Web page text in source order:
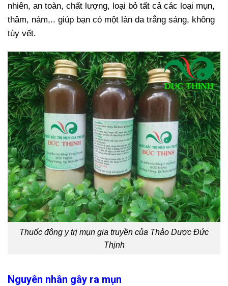
nhiên, an toàn, chất lượng, loại bỏ tất cả các loại mụn,
thâm, nám,.. giúp bạn có một làn da trắng sáng, không
tùy vết.
Thuốc đông y trị mụn gia truyền của Thảo Dược Đức
Thịnh
Nguyên nhân gây ra mụn